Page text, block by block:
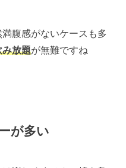
腹感がないケースも多
み放題が無難ですね
が多い